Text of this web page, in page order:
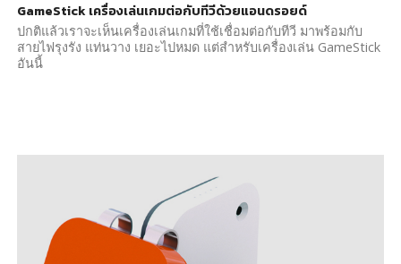
GameStick เครื่องเล่นเกมต่อกับทีวีด้วยแอนดรอยด์
ปกติแล้วเราจะเห็นเครื่องเล่นเกมที่ใช้เชื่อมต่อกับทีวี มาพร้อมกับ
สายไฟรุงรัง แท่นวาง เยอะไปหมด แต่สำหรับเครื่องเล่น GameStick
อันนี้